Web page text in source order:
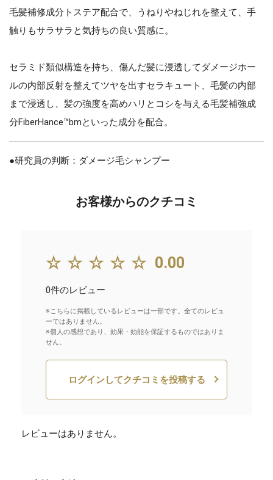
毛髪補修成分トステア配合で、うねりやねじれを整えて、手
触りもサラサラと気持ちの良い質感に。
セラミド類似構造を持ち、傷んだ髪に浸透してダメージホー
ルの内部反射を整えてツヤを出すセラキュート、毛髪の内部
まで浸透し、髪の強度を高めハリとコシを与える毛髪補強成
分FiberHance™bmといった成分を配合。
●研究員の判断：ダメージ毛シャンプー
お客様からのクチコミ
☆☆☆☆☆ 0.00
0件のレビュー
※こちらに掲載しているレビューは一部です。全てのレビュ
ーではありません。
※個人の感想であり、効果・効能を保証するものではありま
せん。
ログインしてクチコミを投稿する
レビューはありません。